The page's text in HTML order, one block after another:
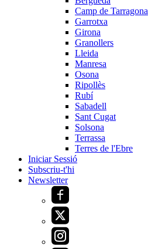
Camp de Tarragona
Garrotxa
Girona
Granollers
Lleida
Manresa
Osona
Ripollès
Rubí
Sabadell
Sant Cugat
Solsona
Terrassa
Terres de l'Ebre
Iniciar Sessió
Subscriu-t'hi
Newsletter